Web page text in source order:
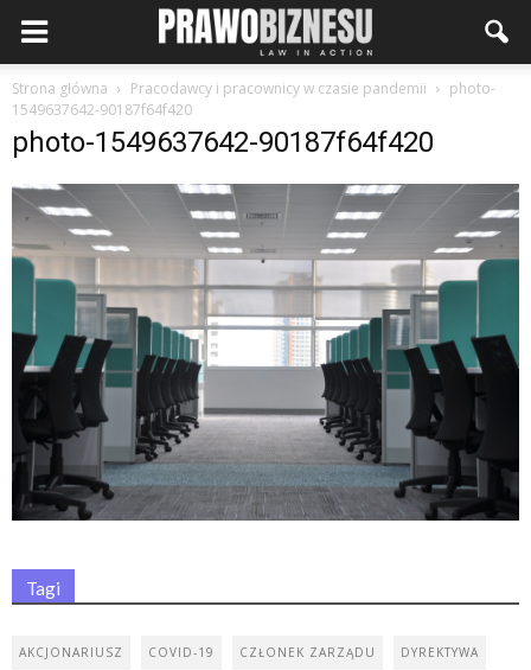
Strona główna Pracodawcy i pracownicy w czasie pandemii
photo-
1549637642-90187f64f420
photo-1549637642-90187f64f420
Tagi
AKCJONARIUSZ COVID-19 CZŁONEK ZARZĄDU DYREKTYWA